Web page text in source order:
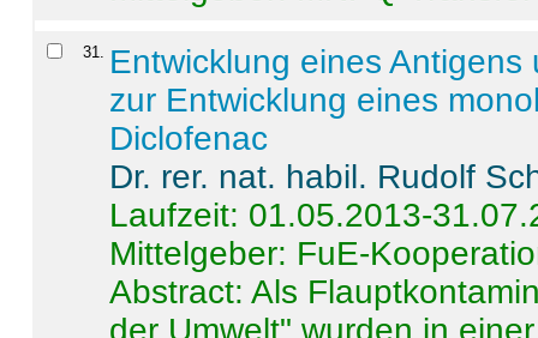
31. Entwicklung eines
zur Entwicklung eines
Diclofenac
Dr. rer. nat. habil. Rudolf
Laufzeit: 01.05.2013-
Mittelgeber: FuE-
Abstract:Als
der Umwelt" wurden in